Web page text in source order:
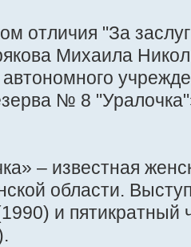
отличия "За
Михаила
№ 8
– известная
области.
и пятикратный